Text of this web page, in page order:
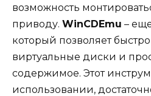
возможность
приводу. WinCDEmu –
который позволяет быстро
виртуальные диски и
содержимое. Этот
использовании,